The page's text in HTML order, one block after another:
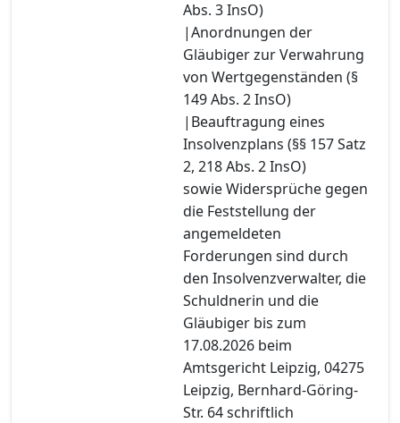
Abs. 3 InsO)
|Anordnungen der
Gläubiger zur Verwahrung
von Wertgegenständen (§
149 Abs. 2 InsO)
|Beauftragung eines
Insolvenzplans (§§ 157 Satz
2, 218 Abs. 2 InsO)
sowie Widersprüche gegen
die Feststellung der
angemeldeten
Forderungen sind durch
den Insolvenzverwalter, die
Schuldnerin und die
Gläubiger bis zum
17.08.2026 beim
Amtsgericht Leipzig, 04275
Leipzig, Bernhard-Göring-
Str. 64 schriftlich